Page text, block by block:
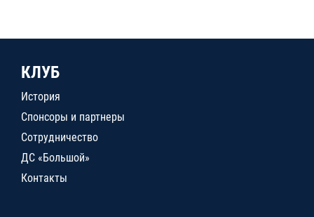
КЛУБ
История
Спонсоры и партнеры
Сотрудничество
ДС «Большой»
Контакты